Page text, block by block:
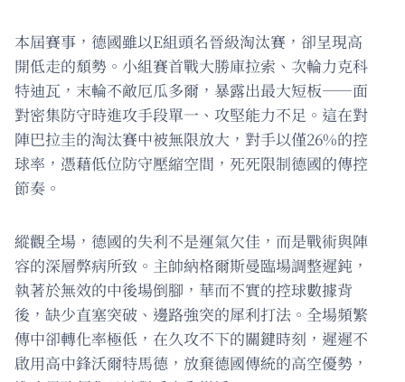
本屆賽事，德國雖以E組頭名晉級淘汰賽，卻呈現高
開低走的頹勢。小組賽首戰大勝庫拉索、次輪力克科
特迪瓦，末輪不敵厄瓜多爾，暴露出最大短板——面
對密集防守時進攻手段單一、攻堅能力不足。這在對
陣巴拉圭的淘汰賽中被無限放大，對手以僅26%的控
球率，憑藉低位防守壓縮空間，死死限制德國的傳控
節奏。
縱觀全場，德國的失利不是運氣欠佳，而是戰術與陣
容的深層弊病所致。主帥納格爾斯曼臨場調整遲鈍，
執著於無效的中後場倒腳，華而不實的控球數據背
後，缺少直塞突破、邊路強突的犀利打法。全場頻繁
傳中卻轉化率極低，在久攻不下的關鍵時刻，遲遲不
啟用高中鋒沃爾特馬德，放棄德國傳統的高空優勢，